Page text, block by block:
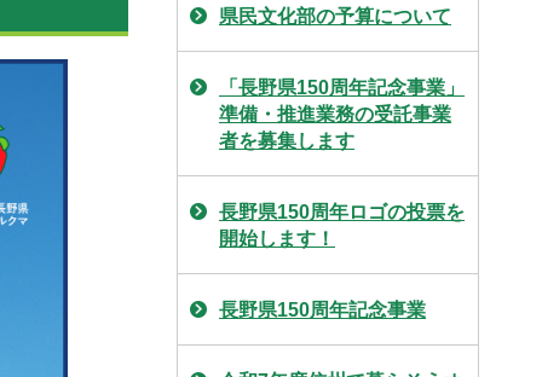
県民文化部の予算について
「長野県150周年記念事業」
準備・推進業務の受託事業
者を募集します
長野県150周年ロゴの投票を
開始します！
長野県150周年記念事業